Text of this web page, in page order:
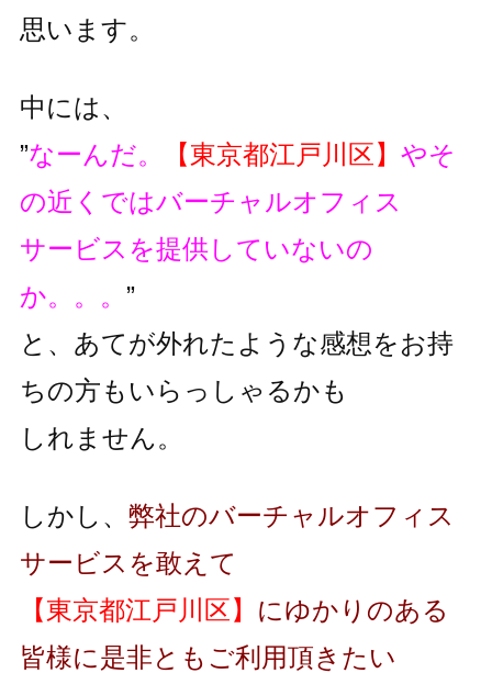
思います。
中には、
”なーんだ。 【東京都江戸川区】 やそ
の近くではバーチャルオフィス
サービスを提供していないの
か。。。 ”
と、あてが外れたような感想をお持
ちの方もいらっしゃるかも
しれません。
しかし、 弊社のバーチャルオフィス
サービスを敢えて
【東京都江戸川区】 にゆかりのある
皆様に是非ともご利用頂きたい